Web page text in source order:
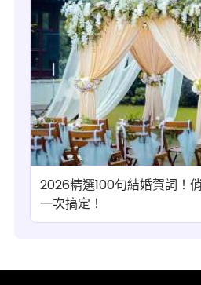
2026精選100句結婚賀詞！
一次搞定！